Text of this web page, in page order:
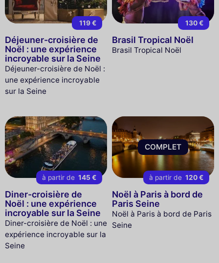
119 €
Déjeuner-croisière de
Noël : une expérience
incroyable sur la Seine
Déjeuner-croisière de Noël :
une expérience incroyable
sur la Seine
130 €
Brasil Tropical Noël
Brasil Tropical Noël
à partir de 145 €
Diner-croisière de
Noël : une expérience
incroyable sur la Seine
Diner-croisière de Noël : une
expérience incroyable sur la
Seine
COMPLET
à partir de 120 €
Noël à Paris à bord de
Paris Seine
Noël à Paris à bord de Paris
Seine